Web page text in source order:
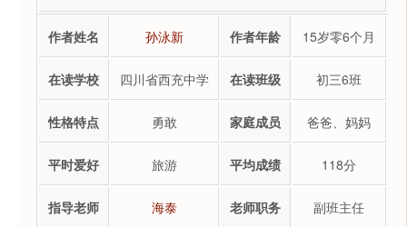
作者姓名 孙泳新 作者年龄 15岁零6个月
在读学校 四川省西充中学 在读班级 初三6班
性格特点 勇敢 家庭成员 爸爸、妈妈
平时爱好 旅游 平均成绩 118分
指导老师 海泰 老师职务 副班主任